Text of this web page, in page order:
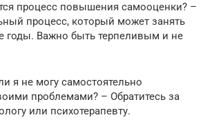
процесс повышения самооценки? –
процесс, который может занять
годы. Важно быть терпеливым и не
я не могу самостоятельно
проблемами? – Обратитесь за
или психотерапевту.